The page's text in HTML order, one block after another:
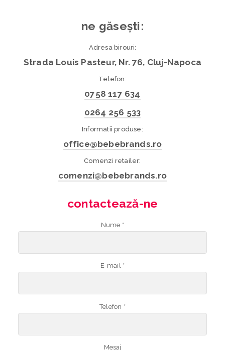
ne găsești:
Adresa birouri:
Strada Louis Pasteur, Nr. 76, Cluj-Napoca
Telefon:
0758 117 634
0264 256 533
Informatii produse:
office@bebebrands.ro
Comenzi retailer:
comenzi@bebebrands.ro
contactează-ne
Nume *
E-mail *
Telefon *
Mesaj